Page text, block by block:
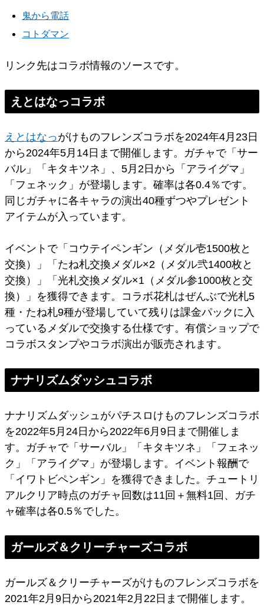
鬼から電話
コトダマン
リンク先はコラボ情報のソースです。
えとはなっコラボ
えとはなっがけものフレンズコラボを2024年4月23日
から2024年5月14日まで開催します。ガチャで「サー
バル」「キタキツネ」、5月2日から「アライグマ」
「フェネック」が登場します。確率は各0.4％です。
同じガチャに各キャラの演出40種ずつやプレゼント
アイテムが入っています。
イベントで「コウテイペンギン（メダル壱1500枚と
交換）」「たね札交換メダル×2（メダル弐1400枚と
交換）」「光札交換メダル×1（メダル参1000枚と交
換）」を獲得できます。コラボ花札はぜんぶで光札5
種・たね札9種が登場していて残りは課金パックに入
っているメダルで交換する仕様です。有償ショップで
コラボスタンプやコラボ演出が販売されます。
ナナリズムダッシュコラボ
ナナリズムダッシュがパチスロけものフレンズコラボ
を2022年5月24日から2022年6月9日まで開催しま
す。ガチャで「サーバル」「キタキツネ」「フェネッ
ク」「アライグマ」が登場します。イベント報酬で
「イワトビペンギン」を獲得できました。チュートリ
アルクリア時点のガチャ回数は11回＋無料1回、ガチ
ャ確率は各0.5％でした。
ガールズ＆クリーチャーズコラボ
ガールズ＆クリーチャーズがけものフレンズコラボを
2021年2月9日から2021年2月22日まで開催します。